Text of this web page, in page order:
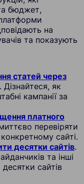
бюджет,
на
та показують
статей через
. Дізнайтеся, як
кампанії за
платного
перевіряти
сайті.
десятки сайтів.
та інші
сайтів